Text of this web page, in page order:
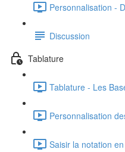
Personnalisation -
Discussion
Tablature
Tablature - Les
Personnalisation
Saisir la notation